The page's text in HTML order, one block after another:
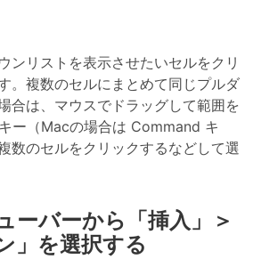
ンリストを表示させたいセルをクリ
。複数のセルにまとめて同じプルダ
合は、マウスでドラッグして範囲を
ー（Macの場合は Command キ
数のセルをクリックするなどして選
ーバーから「挿入」＞
」を選択する